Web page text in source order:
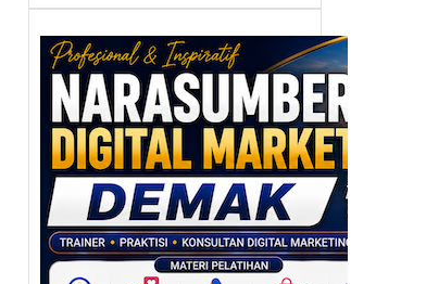
Narasumber
Digital Marketing
Demak: Membawa
Bisnis Lokal Lebih
Dekat dengan
Pelanggan di Era
Digital